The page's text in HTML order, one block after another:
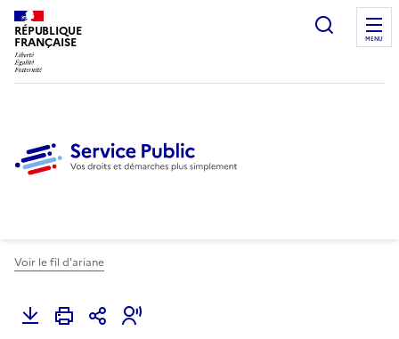
RÉPUBLIQUE
FRANÇAISE
Ouvrir
MENU
Voir le fil d'ariane